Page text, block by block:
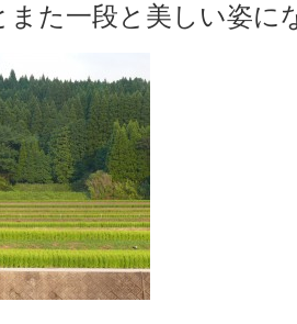
また一段と美しい姿に